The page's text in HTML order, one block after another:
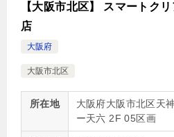
【大阪市北区】 スマートク
店
大阪府
大阪市北区
所在地
大阪府大阪市北区天
ー天六 2F 05区画